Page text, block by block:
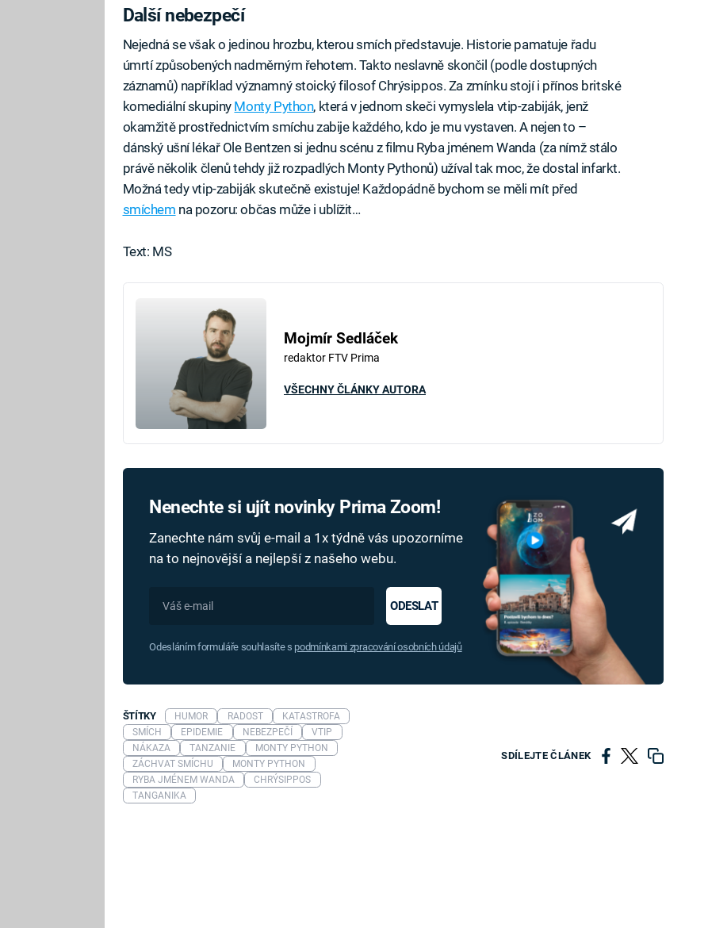
Další nebezpečí
Nejedná se však o jedinou hrozbu, kterou smích představuje. Historie pamatuje řadu
úmrtí způsobených nadměrným řehotem. Takto neslavně skončil (podle dostupných
záznamů) například významný stoický filosof Chrýsippos. Za zmínku stojí i přínos britské
komediální skupiny Monty Python, která v jednom skeči vymyslela vtip-zabiják, jenž
okamžitě prostřednictvím smíchu zabije každého, kdo je mu vystaven. A nejen to –
dánský ušní lékař Ole Bentzen si jednu scénu z filmu Ryba jménem Wanda (za nímž stálo
právě několik členů tehdy již rozpadlých Monty Pythonů) užíval tak moc, že dostal infarkt.
Možná tedy vtip-zabiják skutečně existuje! Každopádně bychom se měli mít před
smíchem na pozoru: občas může i ublížit…
Text: MS
Mojmír Sedláček
redaktor FTV Prima
VŠECHNY ČLÁNKY AUTORA
Nenechte si ujít novinky Prima Zoom!
Zanechte nám svůj e-mail a 1x týdně vás upozorníme
na to nejnovější a nejlepší z našeho webu.
ODESLAT
Odesláním formuláře souhlasíte s podmínkami zpracování osobních údajů
SDÍLEJTE ČLÁNEK
ŠTÍTKY HUMOR RADOST
KATASTROFA
SMÍCH
EPIDEMIE NEBEZPEČÍ
VTIP
NÁKAZA
TANZANIE
MONTY PYTHON
ZÁCHVAT SMÍCHU
MONTY PYTHON
RYBA JMÉNEM WANDA
CHRÝSIPPOS
TANGANIKA